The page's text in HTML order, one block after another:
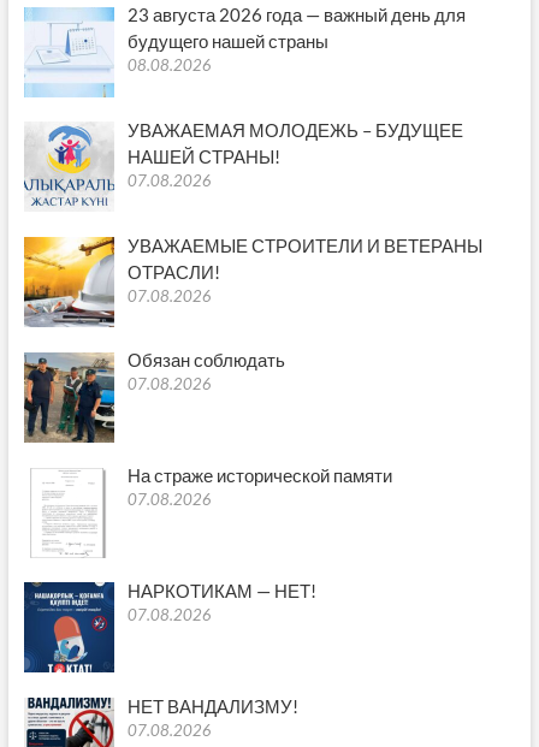
23 августа 2026 года — важный день для
будущего нашей страны
08.08.2026
УВАЖАЕМАЯ МОЛОДЕЖЬ – БУДУЩЕЕ
НАШЕЙ СТРАНЫ!
07.08.2026
УВАЖАЕМЫЕ СТРОИТЕЛИ И ВЕТЕРАНЫ
ОТРАСЛИ!
07.08.2026
Обязан соблюдать
07.08.2026
На страже исторической памяти
07.08.2026
НАРКОТИКАМ — НЕТ!
07.08.2026
НЕТ ВАНДАЛИЗМУ!
07.08.2026